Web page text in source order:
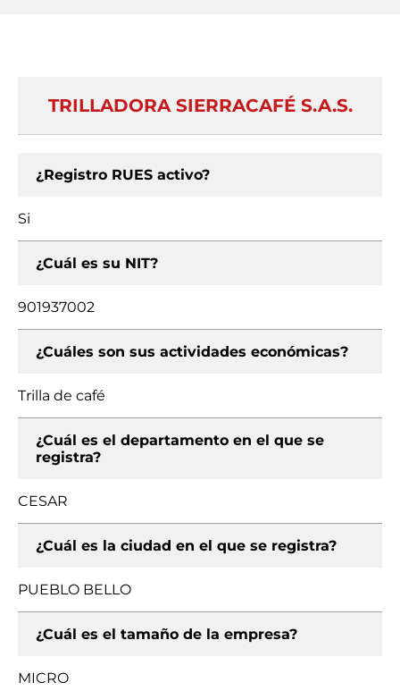
TRILLADORA SIERRACAFÉ S.A.S.
¿Registro RUES activo?
Si
¿Cuál es su NIT?
901937002
¿Cuáles son sus actividades económicas?
Trilla de café
¿Cuál es el departamento en el que se
registra?
CESAR
¿Cuál es la ciudad en el que se registra?
PUEBLO BELLO
¿Cuál es el tamaño de la empresa?
MICRO